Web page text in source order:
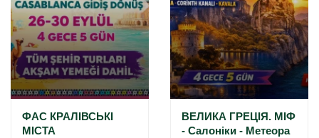
ФАС КРАЛІВСЬКІ
МІСТА
ВЕЛИКА ГРЕЦІЯ. МІФ
- Салоніки - Метеора